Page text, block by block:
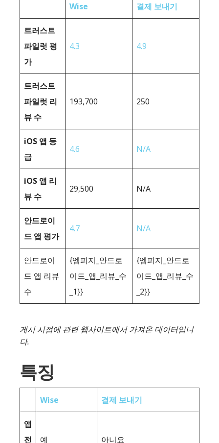
Wise 결제 보내기
트러스트
파일럿 평
가
4.3 4.9
트러스트
파일럿 리
뷰 수
193,700 250
iOS 앱 등
급
4.6 N/A
iOS 앱 리
뷰 수
29,500 N/A
안드로이
드 앱 평가
4.7 N/A
안드로이
드 앱 리뷰
수
{엠피지_안드로
이드_앱_리뷰_수
_1}}
{엠피지_안드로
이드_앱_리뷰_수
_2}}
게시 시점에 관련 웹사이트에서 가져온 데이터입니
다.
특징
Wise 결제 보내기
앱
전
예 아니요